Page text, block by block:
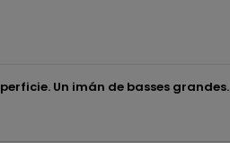
Un imán de basses grandes.